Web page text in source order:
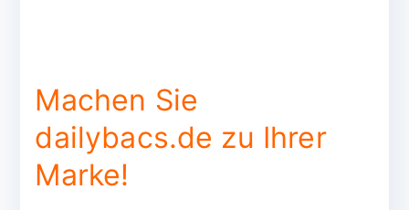
Machen Sie
dailybacs.de zu Ihrer
Marke!